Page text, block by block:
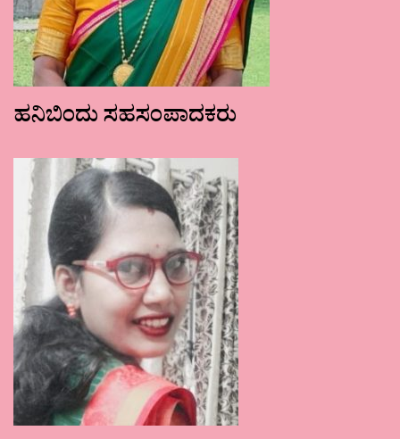
ಹನಿಬಿಂದು ಸಹಸಂಪಾದಕರು